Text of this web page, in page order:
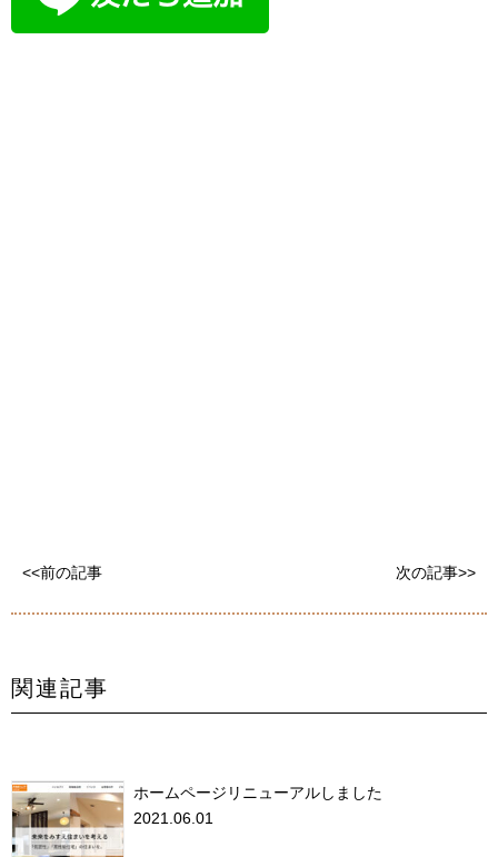
<<前の記事 次の記事>>
関連記事
ホームページリニューアルしました
2021.06.01